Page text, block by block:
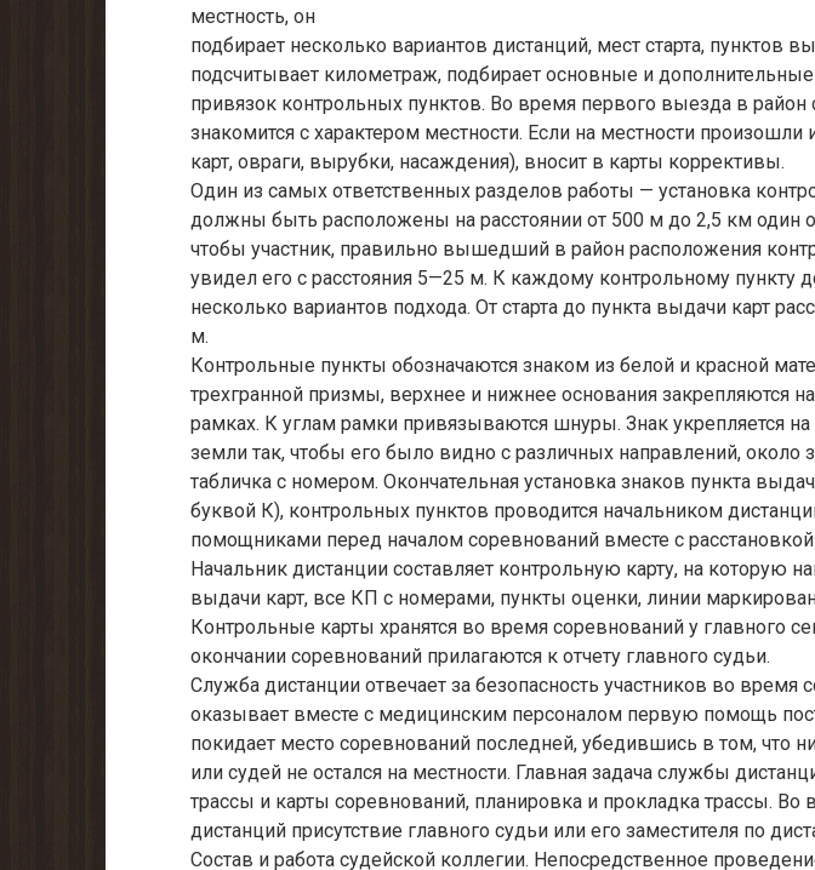
местность, он
подбирает несколько вариантов дистанций, мест старта, пунктов
подсчитывает километраж, подбирает основные и
привязок контрольных пунктов. Во время первого выезда в район
знакомится с характером местности. Если на местности произошли
карт, овраги, вырубки, насаждения), вносит в карты коррективы.
Один из самых ответственных разделов работы — установка
должны быть расположены на расстоянии от 500 м до 2,5 км один
чтобы участник, правильно вышедший в район расположения
увидел его с расстояния 5—25 м. К каждому контрольному пункту
несколько вариантов подхода. От старта до пункта выдачи карт
м.
Контрольные пункты обозначаются знаком из белой и красной
трехгранной призмы, верхнее и нижнее основания закрепляются
рамках. К углам рамки привязываются шнуры. Знак укрепляется
земли так, чтобы его было видно с различных направлений, около
табличка с номером. Окончательная установка знаков пункта
буквой К), контрольных пунктов проводится начальником
помощниками перед началом соревнований вместе с
Начальник дистанции составляет контрольную карту, на которую
выдачи карт, все КП с номерами, пункты оценки, линии
Контрольные карты хранятся во время соревнований у главного
окончании соревнований прилагаются к отчету главного судьи.
Служба дистанции отвечает за безопасность участников во время
оказывает вместе с медицинским персоналом первую помощь
покидает место соревнований последней, убедившись в том, что
или судей не остался на местности. Главная задача службы
трассы и карты соревнований, планировка и прокладка трассы. Во
дистанций присутствие главного судьи или его заместителя по
Состав и работа судейской коллегии. Непосредственное